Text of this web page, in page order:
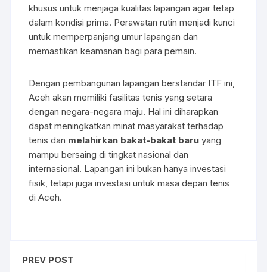
khusus untuk menjaga kualitas lapangan agar tetap
dalam kondisi prima. Perawatan rutin menjadi kunci
untuk memperpanjang umur lapangan dan
memastikan keamanan bagi para pemain.
Dengan pembangunan lapangan berstandar ITF ini,
Aceh akan memiliki fasilitas tenis yang setara
dengan negara-negara maju. Hal ini diharapkan
dapat meningkatkan minat masyarakat terhadap
tenis dan melahirkan bakat-bakat baru yang
mampu bersaing di tingkat nasional dan
internasional. Lapangan ini bukan hanya investasi
fisik, tetapi juga investasi untuk masa depan tenis
di Aceh.
PREV POST